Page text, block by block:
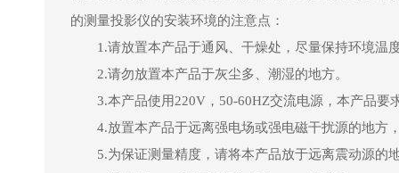
的测量投影仪的安装环境的注意点：
1.请放置本产品于通风、干燥处，尽量保持环境温
2.请勿放置本产品于灰尘多、潮湿的地方。
3.本产品使用220V，50-60HZ交流电源，本产品要
4.放置本产品于远离强电场或强电磁干扰源的地方
5.为保证测量精度，请将本产品放于远离震动源的